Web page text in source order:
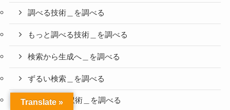
調べる技術＿を調べる
もっと調べる技術＿を調べる
検索から生成へ＿を調べる
ずるい検索＿を調べる
ChatGPT翻訳術＿を調べる
Translate »